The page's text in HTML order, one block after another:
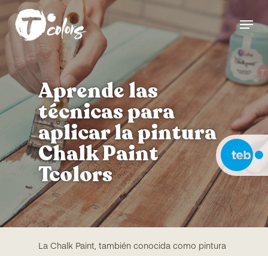
Skip
to
main
content
Aprende las
técnicas para
aplicar la pintura
Chalk Paint
Tcolors
La Chalk Paint, también conocida como pintura
Close
Menu